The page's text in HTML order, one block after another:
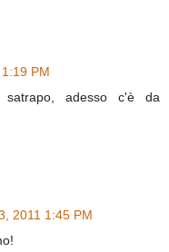
PM
adesso c'è da
2011 1:45 PM